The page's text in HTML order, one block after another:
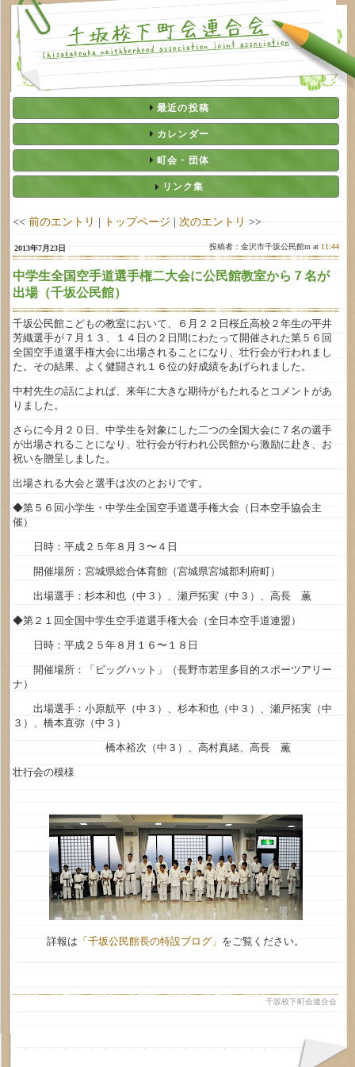
最近の投稿
カレンダー
町会・団体
リンク集
<< 前のエントリ | トップページ | 次のエントリ >>
2013年7月23日 投稿者：金沢市千坂公民館m at 11:44
中学生全国空手道選手権二大会に公民館教室から７名が
出場（千坂公民館）
千坂公民館こどもの教室において、６月２２日桜丘高校２年生の平井
芳織選手が７月１３、１４日の２日間にわたって開催された第５６回
全国空手道選手権大会に出場されることになり、壮行会が行われまし
た。その結果、よく健闘され１６位の好成績をあげられました。
中村先生の話によれば、来年に大きな期待がもたれるとコメントがあ
りました。
さらに今月２０日、中学生を対象にした二つの全国大会に７名の選手
が出場されることになり、壮行会が行われ公民館から激励に赴き、お
祝いを贈呈しました。
出場される大会と選手は次のとおりです。
◆第５６回小学生・中学生全国空手道選手権大会（日本空手協会主
催）
日時：平成２５年８月３〜４日
開催場所：宮城県総合体育館（宮城県宮城郡利府町）
出場選手：杉本和也（中３）、瀬戸拓実（中３）、高長 薫
◆第２１回全国中学生空手道選手権大会（全日本空手道連盟）
日時：平成２５年８月１６〜１８日
開催場所：「ビッグハット」（長野市若里多目的スポーツアリー
ナ）
出場選手：小原航平（中３）、杉本和也（中３）、瀬戸拓実（中
３）、橋本直弥（中３）
橋本裕次（中３）、高村真緒、高長 薫
壮行会の模様
詳報は 「千坂公民館長の特設ブログ」 をご覧ください。
千坂校下町会連合会